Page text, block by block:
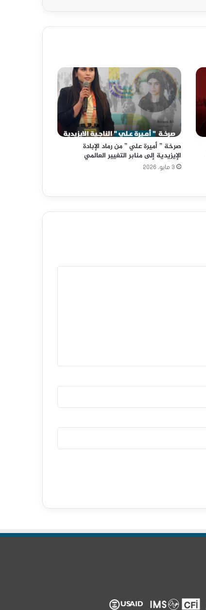
صرخة ” أميرة علي ” من رماد الإبادة
الإيزيدية إلى منابر التغيير العالمي
3 مايو، 2026